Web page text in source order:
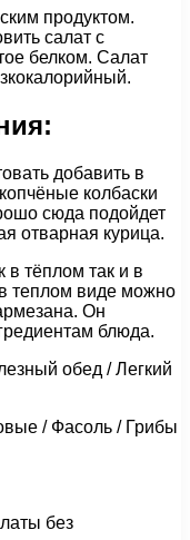
продуктом.
салат с
белком. Салат
добавить в
колбаски
сюда подойдет
отварная курица.
в тёплом так и в
теплом виде можно
Он
блюда.
обед / Легкий
/ Фасоль / Грибы
без